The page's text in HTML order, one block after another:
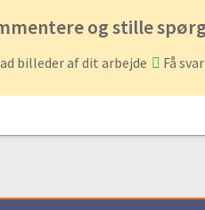
og stille
billeder af dit arbejde Få